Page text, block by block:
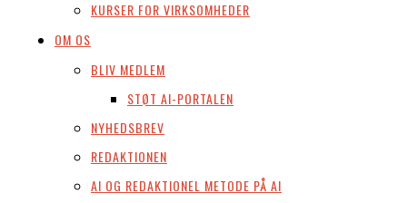
KURSER FOR VIRKSOMHEDER
OM OS
BLIV MEDLEM
STØT AI-PORTALEN
NYHEDSBREV
REDAKTIONEN
AI OG REDAKTIONEL METODE PÅ AI